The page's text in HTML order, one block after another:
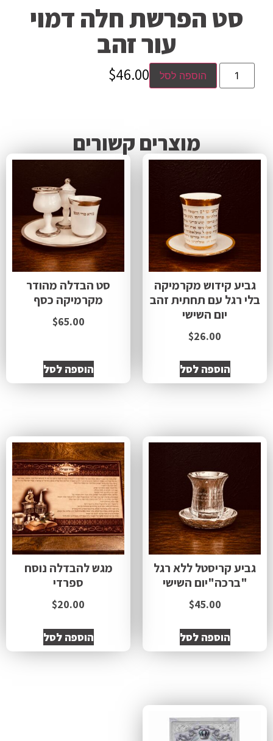
סט הפרשת חלה דמוי
עור זהב
הוספה לסל $46.00
מוצרים קשורים
גביע קידוש מקרמיקה
בלי רגל עם תחתית זהב
יום השישי
$26.00
הוספה לסל
סט הבדלה מהודר
מקרמיקה כסף
$65.00
הוספה לסל
גביע קריסטל ללא רגל
"ברכה"יום השישי
$45.00
הוספה לסל
מגש להבדלה נוסח
ספרדי
$20.00
הוספה לסל